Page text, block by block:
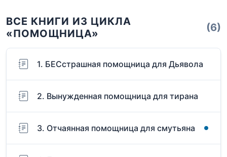
ВСЕ КНИГИ ИЗ ЦИКЛА
«ПОМОЩНИЦА»
(6)
1. БЕСстрашная помощница для Дьявола
2. Вынужденная помощница для тирана
3. Отчаянная помощница для смутьяна